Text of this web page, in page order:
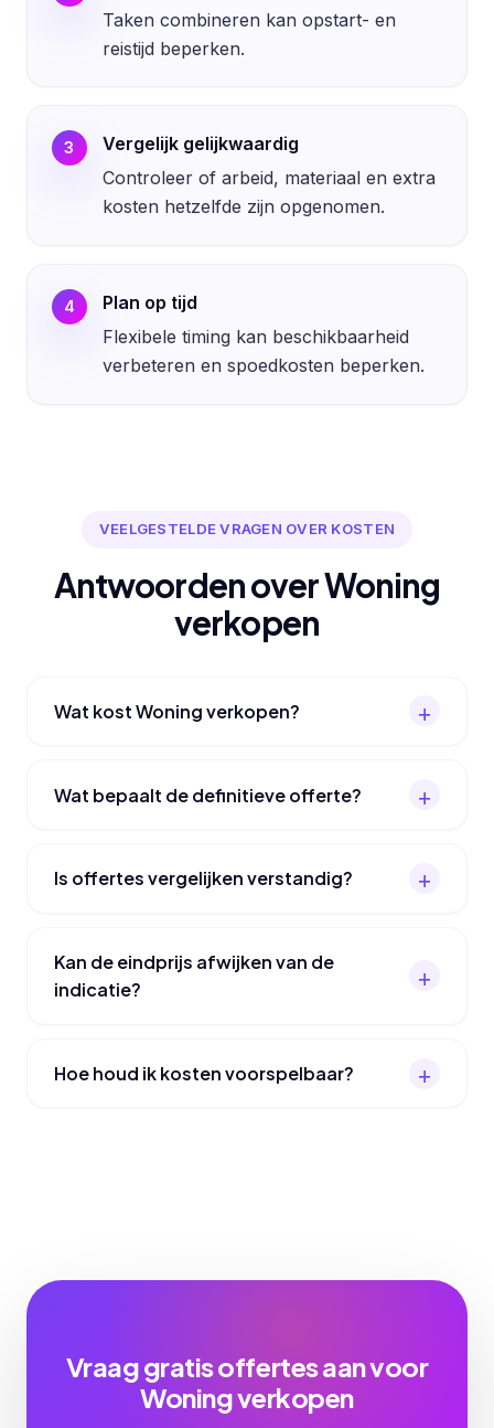
Taken combineren kan opstart- en
reistijd beperken.
3
Vergelijk gelijkwaardig
Controleer of arbeid, materiaal en extra
kosten hetzelfde zijn opgenomen.
4
Plan op tijd
Flexibele timing kan beschikbaarheid
verbeteren en spoedkosten beperken.
VEELGESTELDE VRAGEN OVER KOSTEN
Antwoorden over Woning
verkopen
Wat kost Woning verkopen?
Wat bepaalt de definitieve offerte?
Is offertes vergelijken verstandig?
Kan de eindprijs afwijken van de
indicatie?
Hoe houd ik kosten voorspelbaar?
Vraag gratis offertes aan voor
Woning verkopen